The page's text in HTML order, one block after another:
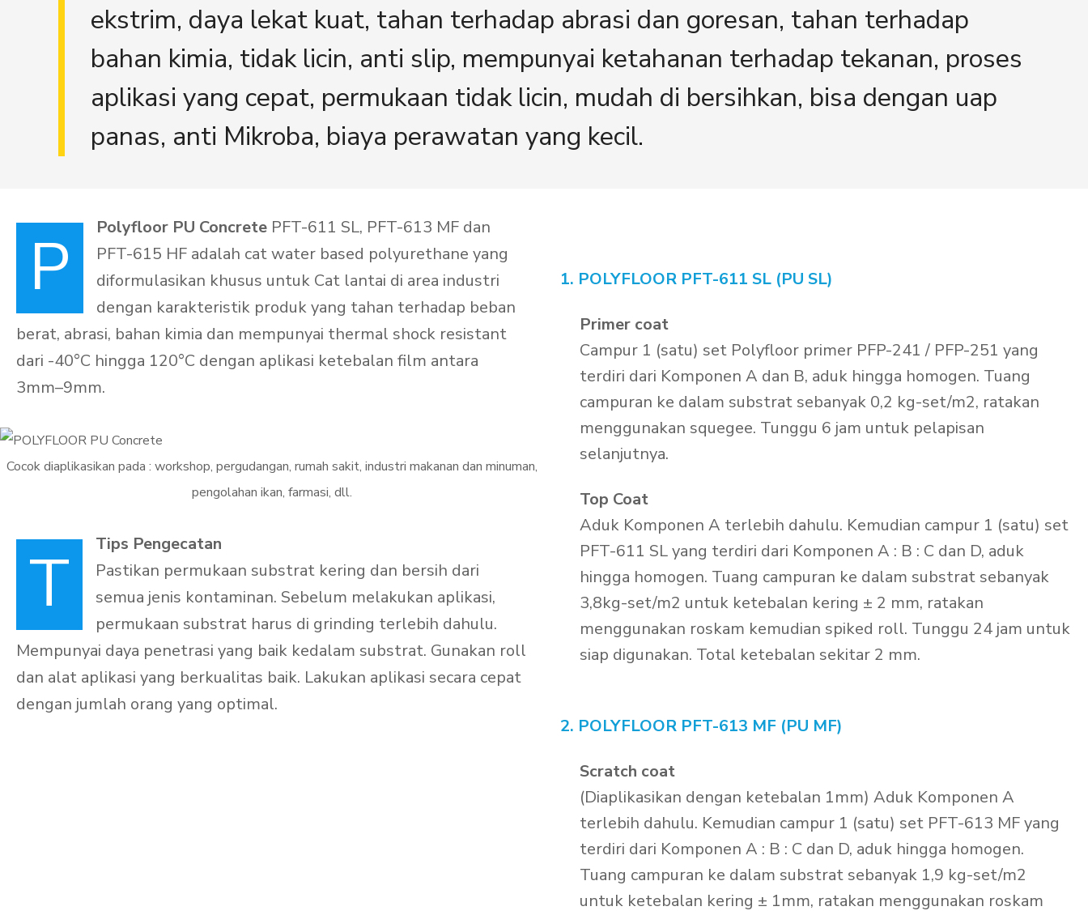
ekstrim, daya lekat kuat, tahan terhadap abrasi dan goresan, tahan terhadap
bahan kimia, tidak licin, anti slip, mempunyai ketahanan terhadap tekanan, proses
aplikasi yang cepat, permukaan tidak licin, mudah di bersihkan, bisa dengan uap
panas, anti Mikroba, biaya perawatan yang kecil.
P Polyfloor PU Concrete PFT-611 SL, PFT-613 MF dan
PFT-615 HF adalah cat water based polyurethane yang
diformulasikan khusus untuk Cat lantai di area industri
dengan karakteristik produk yang tahan terhadap beban
berat, abrasi, bahan kimia dan mempunyai thermal shock resistant
dari -40°C hingga 120°C dengan aplikasi ketebalan film antara
3mm–9mm.
Cocok diaplikasikan pada : workshop, pergudangan, rumah sakit, industri makanan dan minuman,
pengolahan ikan, farmasi, dll.
T
Tips Pengecatan
Pastikan permukaan substrat kering dan bersih dari
semua jenis kontaminan. Sebelum melakukan aplikasi,
permukaan substrat harus di grinding terlebih dahulu.
Mempunyai daya penetrasi yang baik kedalam substrat. Gunakan roll
dan alat aplikasi yang berkualitas baik. Lakukan aplikasi secara cepat
dengan jumlah orang yang optimal.
1. POLYFLOOR PFT-611 SL (PU SL)
Primer coat
Campur 1 (satu) set Polyfloor primer PFP-241 / PFP-251 yang
terdiri dari Komponen A dan B, aduk hingga homogen. Tuang
campuran ke dalam substrat sebanyak 0,2 kg-set/m2, ratakan
menggunakan squegee. Tunggu 6 jam untuk pelapisan
selanjutnya.
Top Coat
Aduk Komponen A terlebih dahulu. Kemudian campur 1 (satu) set
PFT-611 SL yang terdiri dari Komponen A : B : C dan D, aduk
hingga homogen. Tuang campuran ke dalam substrat sebanyak
3,8kg-set/m2 untuk ketebalan kering ± 2 mm, ratakan
menggunakan roskam kemudian spiked roll. Tunggu 24 jam untuk
siap digunakan. Total ketebalan sekitar 2 mm.
2. POLYFLOOR PFT-613 MF (PU MF)
Scratch coat
(Diaplikasikan dengan ketebalan 1mm) Aduk Komponen A
terlebih dahulu. Kemudian campur 1 (satu) set PFT-613 MF yang
terdiri dari Komponen A : B : C dan D, aduk hingga homogen.
Tuang campuran ke dalam substrat sebanyak 1,9 kg-set/m2
untuk ketebalan kering ± 1mm, ratakan menggunakan roskam